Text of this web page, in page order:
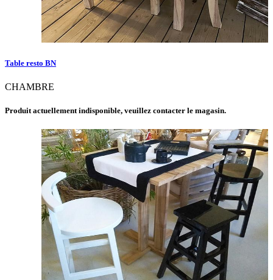
Table resto BN
CHAMBRE
Produit actuellement indisponible, veuillez contacter le magasin.